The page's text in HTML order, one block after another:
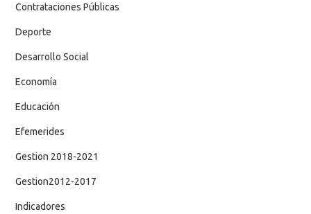
Contrataciones Públicas
Deporte
Desarrollo Social
Economía
Educación
Efemerides
Gestion 2018-2021
Gestion2012-2017
Indicadores